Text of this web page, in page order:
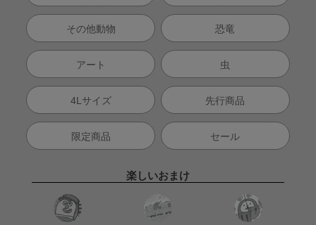
その他動物 恐竜
アート 虫
4Lサイズ 先行商品
限定商品 セール
楽しいおまけ